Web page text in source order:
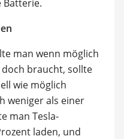
Batterie.
man wenn möglich
braucht, sollte
wie möglich
weniger als einer
man Tesla-
laden, und